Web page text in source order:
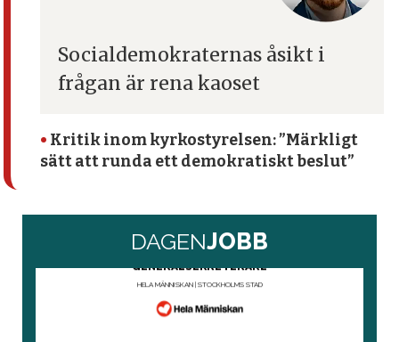
Socialdemokraternas åsikt i
frågan är rena kaoset
• Kritik inom kyrko­styrelsen: ”Märkligt
sätt att runda ett demokratiskt beslut”